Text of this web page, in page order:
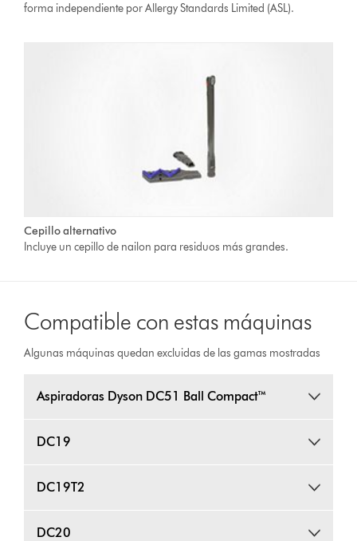
forma independiente por Allergy Standards Limited (ASL).
Cepillo alternativo
Incluye un cepillo de nailon para residuos más grandes.
Compatible con estas máquinas
Algunas máquinas quedan excluidas de las gamas mostradas
Aspiradoras Dyson DC51 Ball Compact™
DC19
DC19T2
DC20